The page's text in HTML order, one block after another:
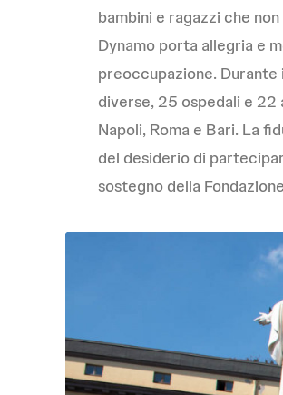
bambini e ragazzi che
Dynamo porta allegria e
preoccupazione.
diverse, 25 ospedali e 22
Napoli, Roma e Bari. La
del desiderio di
sostegno della